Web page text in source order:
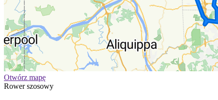
Otwórz mapę
Rower szosowy